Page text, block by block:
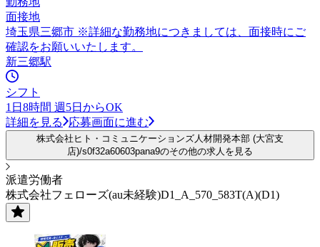
面接地
埼玉県三郷市 ※詳細な勤務地につきましては、面接時にご
確認をお願いいたします。
新三郷駅
シフト
1日8時間 週5日からOK
詳細を見る
応募画面に進む
株式会社ヒト・コミュニケーションズ人材開発本部 (大宮支
店)/s0f32a60603pana9のその他の求人を見る
派遣労働者
株式会社フェローズ(au未経験)D1_A_570_583T(A)(D1)